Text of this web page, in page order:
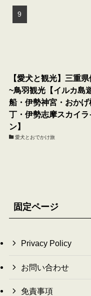
【愛犬と観光】三重
~鳥羽観光【イルカ島
船・伊勢神宮・おかげ
丁・伊勢志摩スカイラ
ン】
愛犬とおでかけ旅
固定ページ
Privacy Policy
お問い合わせ
免責事項